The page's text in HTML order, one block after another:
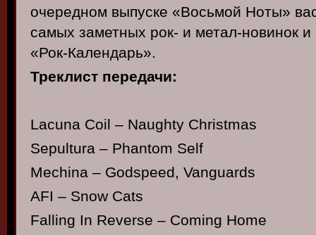
очередном выпуске «Восьмой Ноты»
самых заметных рок- и метал-новинок
«Рок-Календарь».
Треклист передачи:
Lacuna Coil – Naughty Christmas
Sepultura – Phantom Self
Mechina – Godspeed, Vanguards
AFI – Snow Cats
Falling In Reverse – Coming Home